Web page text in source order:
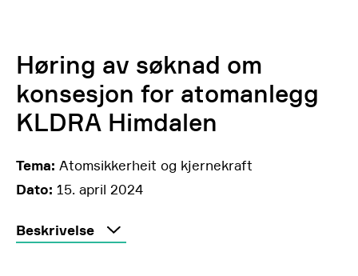
Høring av søknad om
konsesjon for atomanlegg
KLDRA Himdalen
Tema: Atomsikkerheit og kjernekraft
Dato: 15. april 2024
Beskrivelse